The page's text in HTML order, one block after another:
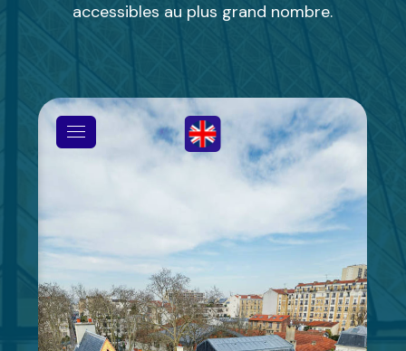
accessibles au plus grand nombre.